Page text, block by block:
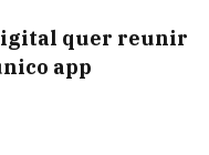
quer reunir
app